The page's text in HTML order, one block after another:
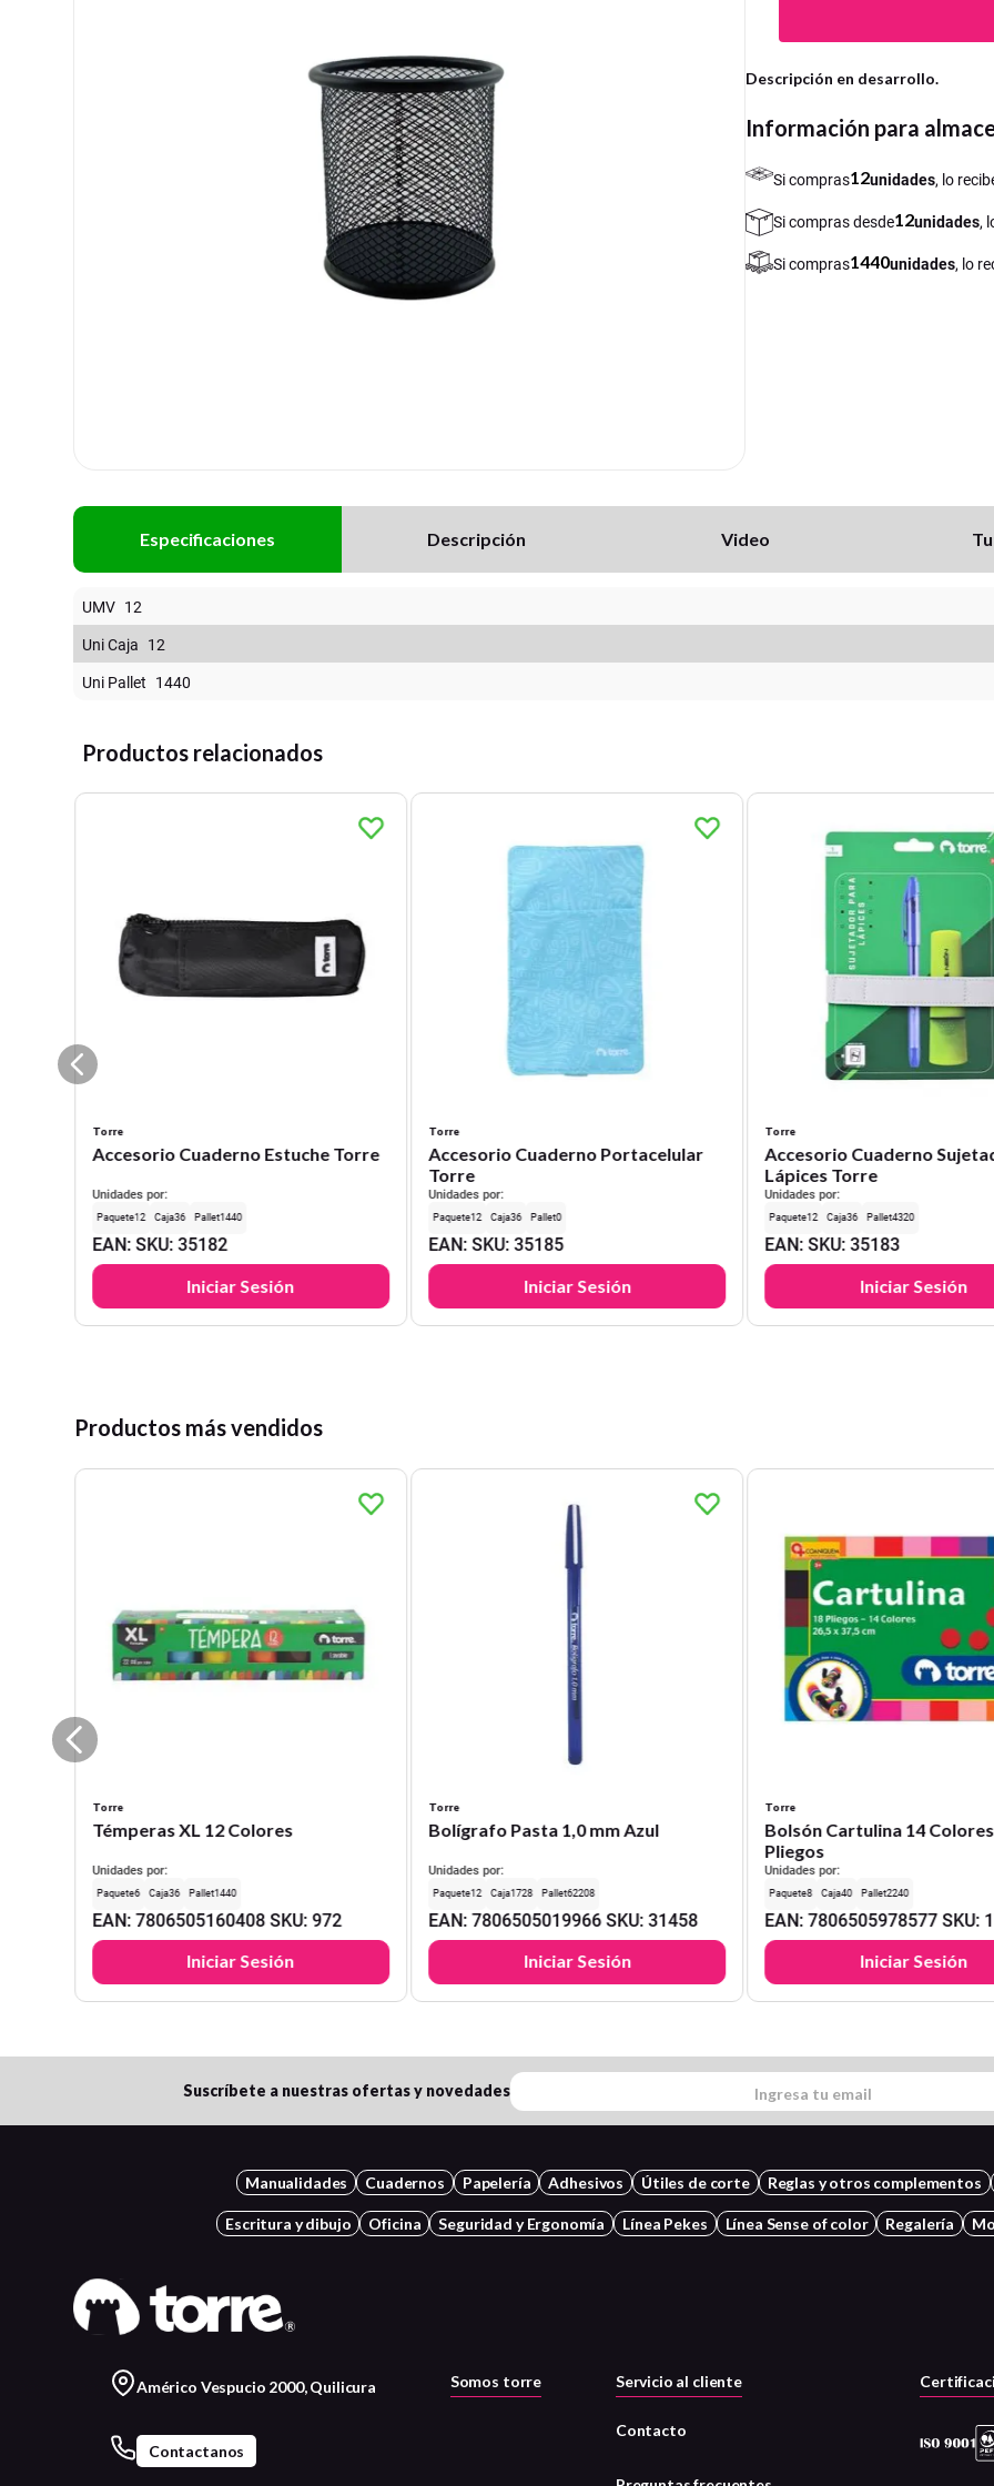
Descripción en desarrollo.
Información para
Si compras12unidades, lo
Si compras desde12unidades,
Si compras1440unidades, lo
Especificaciones Descripción Video
UMV 12
Uni Caja 12
Uni Pallet 1440
Productos relacionados
Torre
Accesorio Cuaderno Estuche Torre
Unidades por:
12 36 1440
EAN: SKU:35182
Iniciar Sesión
Torre
Accesorio Cuaderno Portacelular
Torre
Unidades por:
12 36 0
EAN: SKU:35185
Iniciar Sesión
Torre
Accesorio Cuaderno
Lápices Torre
Unidades por:
12 36 4320
EAN: SKU:35183
Iniciar Sesión
Productos más vendidos
Torre
Témperas XL 12 Colores
Unidades por:
6 36 1440
EAN:7806505160408 SKU:972
Iniciar Sesión
Torre
Bolígrafo Pasta 1,0 mm Azul
Unidades por:
12 1728 62208
EAN:7806505019966 SKU:31458
Iniciar Sesión
Torre
Bolsón Cartulina 14
Pliegos
Unidades por:
8 40 2240
EAN:7806505978577 SKU:
Iniciar Sesión
Suscríbete a nuestras ofertas y novedades
Manualidades Cuadernos Papelería Adhesivos Útiles de corte Reglas y otros complementos
Escritura y dibujo Oficina Seguridad y Ergonomía Línea Pekes Línea Sense of color Regalería
Américo Vespucio 2000, Quilicura
Contactanos
Somos torre Servicio al cliente
Contacto